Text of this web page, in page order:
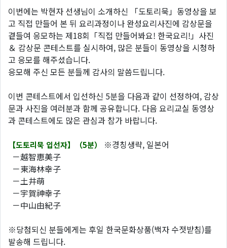
이번에는 박현자 선생님이 소개하신 「도토리묵」동영상을 보
고 직접 만들어 본 뒤 요리과정이나 완성요리사진에 감상문을
곁들여 응모하는 제18회「직접 만들어봐요! 한국요리!」사진
＆ 감상문 콘테스트를 실시하여, 많은 분들이 동영상을 시청하
고 응모를 해주셨습니다.
응모해 주신 모든 분들께 감사의 말씀드립니다.
이번 콘테스트에서 입선하신 5분을 다음과 같이 선정하여, 감상
문과 사진을 여러분과 함께 공유합니다. 다음 요리교실 동영상
과 콘테스트에도 많은 관심과 참가 바랍니다.
【도토리묵 입선자】（5분） ※경칭생략, 일본어
－越智恵美子
－東海林幸子
－土井萌
－宇賀神幸子
－中山由紀子
※당첨되신 분들에게는 후일 한국문화상품(백자 수젓받침)를
발송해 드립니다.